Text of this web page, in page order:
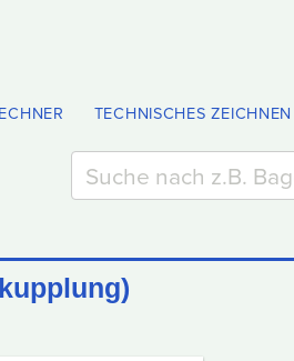
TECHNISCHES ZEICHNEN